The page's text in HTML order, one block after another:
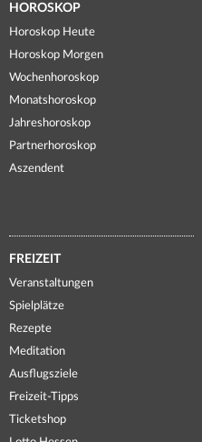
HOROSKOP
Horoskop Heute
Horoskop Morgen
Wochenhoroskop
Monatshoroskop
Jahreshoroskop
Partnerhoroskop
Aszendent
FREIZEIT
Veranstaltungen
Spielplätze
Rezepte
Meditation
Ausflugsziele
Freizeit-Tipps
Ticketshop